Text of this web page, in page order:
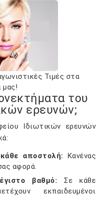
Τιμές στα
μας!
του
ερευνών;
Ιδιωτικών ερευνών
αποστολή:
Κανένας
αφορά.
βαθμό: Σε κάθε
εκπαιδευμένοι